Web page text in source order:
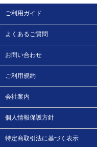
ご利用ガイド
よくあるご質問
お問い合わせ
ご利用規約
会社案内
個人情報保護方針
特定商取引法に基づく表示